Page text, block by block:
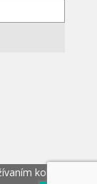
koláčikov